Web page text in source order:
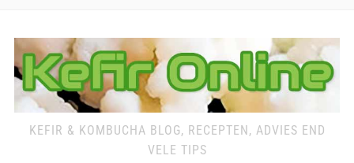
KEFIR & KOMBUCHA BLOG, RECEPTEN, ADVIES END
VELE TIPS